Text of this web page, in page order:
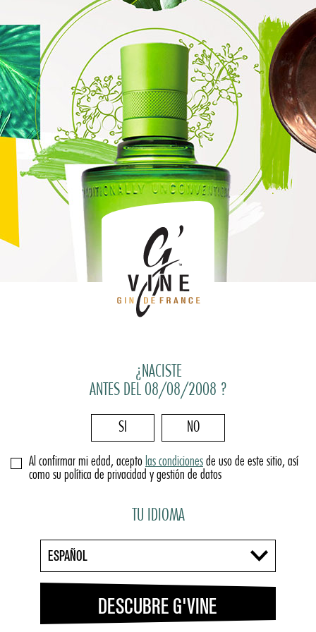
¿NACISTE
ANTES DEL 08/08/2008 ?
SI NO
Al confirmar mi edad, acepto las condiciones de uso de este sitio, así
como su política de privacidad y gestión de datos
TU IDIOMA